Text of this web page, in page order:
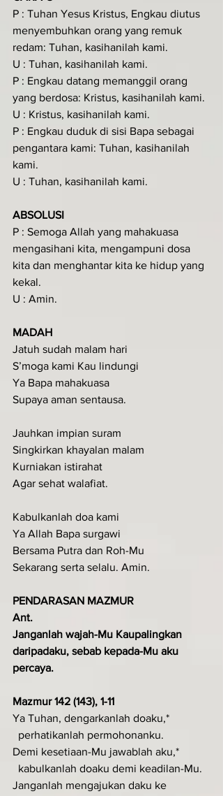
P : Tuhan Yesus Kristus, Engkau diutus
menyembuhkan orang yang remuk
redam: Tuhan, kasihanilah kami.
U : Tuhan, kasihanilah kami.
P : Engkau datang memanggil orang
yang berdosa: Kristus, kasihanilah kami.
U : Kristus, kasihanilah kami.
P : Engkau duduk di sisi Bapa sebagai
pengantara kami: Tuhan, kasihanilah
kami.
U : Tuhan, kasihanilah kami.
ABSOLUSI
P : Semoga Allah yang mahakuasa
mengasihani kita, mengampuni dosa
kita dan menghantar kita ke hidup yang
kekal.
U : Amin.
MADAH
Jatuh sudah malam hari
S’moga kami Kau lindungi
Ya Bapa mahakuasa
Supaya aman sentausa.
Jauhkan impian suram
Singkirkan khayalan malam
Kurniakan istirahat
Agar sehat walafiat.
Kabulkanlah doa kami
Ya Allah Bapa surgawi
Bersama Putra dan Roh-Mu
Sekarang serta selalu. Amin.
PENDARASAN MAZMUR
Ant.
Janganlah wajah-Mu Kaupalingkan
daripadaku, sebab kepada-Mu aku
percaya.
Mazmur 142 (143), 1-11
Ya Tuhan, dengarkanlah doaku,*
  perhatikanlah permohonanku.
Demi kesetiaan-Mu jawablah aku,*
  kabulkanlah doaku demi keadilan-Mu.
Janganlah mengajukan daku ke